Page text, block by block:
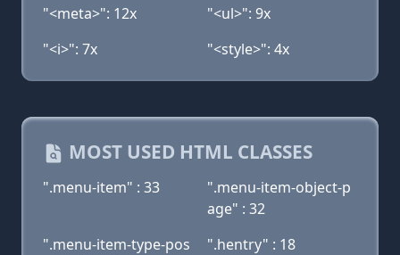
"<meta>": 12x
"<ul>": 9x
"<i>": 7x
"<style>": 4x
MOST USED HTML CLASSES
".menu-item" : 33
".menu-item-object-p
age" : 32
".menu-item-type-pos
".hentry" : 18